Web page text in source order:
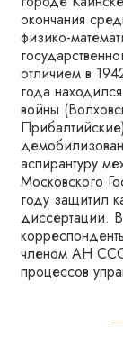
окончания
физико-
отличием в
года
войны
аспирантуру
Московского
году защитил
диссертации.
членом АН
процессов